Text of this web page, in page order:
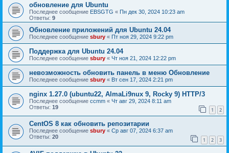
обновление для Ubuntu
Последнее сообщение EBSGTG « Пн дек 30, 2024 10:23 am
Ответы: 9
Обновление приложений для Ubuntu 24.04
Последнее сообщение sbury « Пт ноя 29, 2024 9:22 pm
Поддержка для Ubuntu 24.04
Последнее сообщение sbury « Чт ноя 21, 2024 12:22 pm
невозможность обновить панель в меню Обновление
Последнее сообщение sbury « Вт сен 17, 2024 2:21 pm
nginx 1.27.0 (ubuntu22, AlmaLi9nux 9, Rocky 9) HTTP/3
Последнее сообщение ccmm « Чт авг 29, 2024 8:11 am
Ответы: 19 1 2
CentOS 8 как обновить репозитарии
Последнее сообщение sbury « Ср авг 07, 2024 6:37 am
Ответы: 20 1 2 3